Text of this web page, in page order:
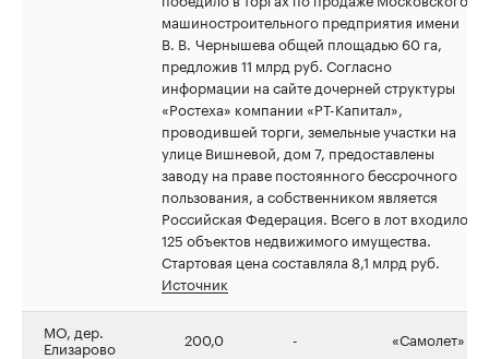
машиностроительного предприятия имени
В. В. Чернышева общей площадью 60 га,
предложив 11 млрд руб. Согласно
информации на сайте дочерней структуры
«Ростеха» компании «РТ-Капитал»,
проводившей торги, земельные участки на
улице Вишневой, дом 7, предоставлены
заводу на праве постоянного бессрочного
пользования, а собственником является
Российская Федерация. Всего в лот входило
125 объектов недвижимого имущества.
Стартовая цена составляла 8,1 млрд руб.
Источник
МО, дер.
Елизарово 200,0 - «Самолет»